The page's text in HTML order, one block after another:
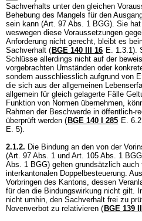
Sachverhalts unter den gleichen
Behebung des Mangels für den
sein kann (Art. 97 Abs. 1 BGG). Sie
weswegen diese Voraussetzungen
Anforderung nicht gerecht, bleibt es
Sachverhalt ( BGE 140 III 16 E. 1.3.1).
Schlüsse allerdings nicht auf der
vorgebrachten Umständen oder
sondern ausschliesslich aufgrund von
die sich aus der allgemeinen
allgemein für gleich gelagerte Fälle
Funktion von Normen übernehmen,
Rahmen der Beschwerde in öffentlich-
überprüft werden ( BGE 140 I 285 E.
E. 5).
2.1.2. Die Bindung an den von der
(Art. 97 Abs. 1 und Art. 105 Abs. 1 BGG
Abs. 1 BGG) gelten grundsätzlich
interkantonalen Doppelbesteuerung.
Vorbringen des Kantons, dessen
für den die Bindungswirkung nicht gilt.
nicht umhin, den Sachverhalt frei zu
Novenverbot zu relativieren ( BGE 139